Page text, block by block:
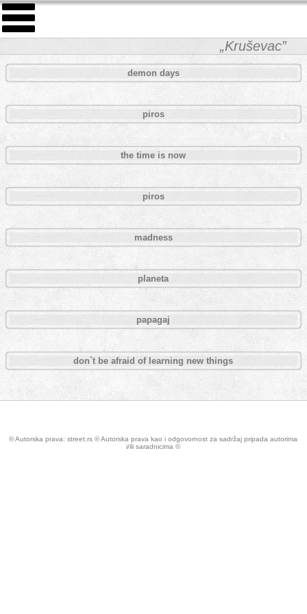
„Kruševac”
demon days
piros
the time is now
piros
madness
planeta
papagaj
don`t be afraid of learning new things
© Autorska prava: street.rs © Autorska prava kao i odgovornost za sadržaj pripada autorima
i/ili saradnicima ©